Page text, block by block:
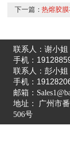
下一篇：热熔胶
联系人：谢小姐
手机：
联系人：彭小姐
手机：
邮箱：
地址： 广州市
506号